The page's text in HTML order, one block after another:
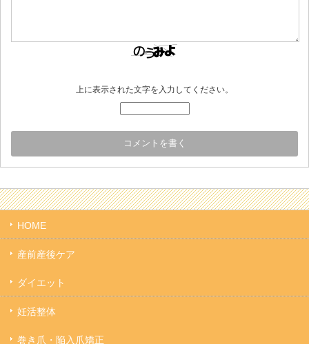
上に表示された文字を入力してください。
HOME
産前産後ケア
ダイエット
妊活整体
巻き爪・陥入爪矯正